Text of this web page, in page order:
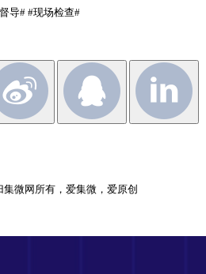
导# #现场检查#
微网所有，爱集微，爱原创